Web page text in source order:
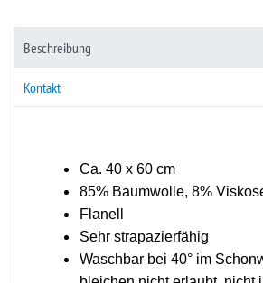
Beschreibung
Kontakt
Ca. 40 x 60 cm
85% Baumwolle, 8%
Flanell
Sehr strapazierfähig
Waschbar bei 40° im